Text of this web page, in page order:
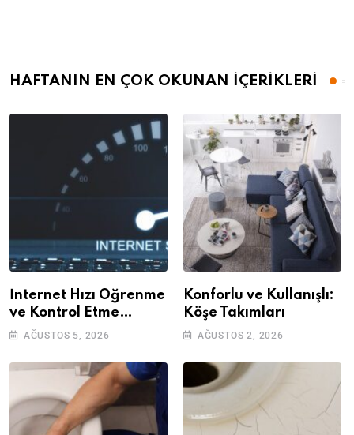
HAFTANIN EN ÇOK OKUNAN İÇERİKLERİ
İnternet Hızı Öğrenme
ve Kontrol Etme
Yöntemleri
AĞUSTOS 5, 2026
Konforlu ve Kullanışlı:
Köşe Takımları
AĞUSTOS 2, 2026